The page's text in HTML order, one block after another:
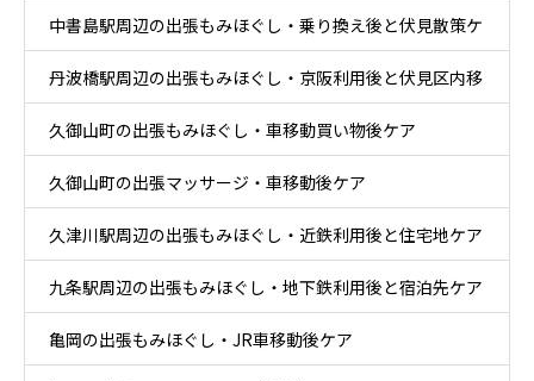
中書島駅周辺の出張もみほぐし・乗り換え後と伏見散策ケ
ア
丹波橋駅周辺の出張もみほぐし・京阪利用後と伏見区内移
動ケア
久御山町の出張もみほぐし・車移動買い物後ケア
久御山町の出張マッサージ・車移動後ケア
久津川駅周辺の出張もみほぐし・近鉄利用後と住宅地ケア
九条駅周辺の出張もみほぐし・地下鉄利用後と宿泊先ケア
亀岡の出張もみほぐし・JR車移動後ケア